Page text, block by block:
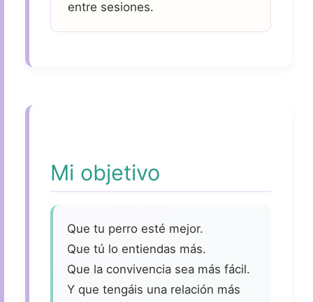
entre sesiones.
Mi objetivo
Que tu perro esté mejor.
Que tú lo entiendas más.
Que la convivencia sea más fácil.
Y que tengáis una relación más